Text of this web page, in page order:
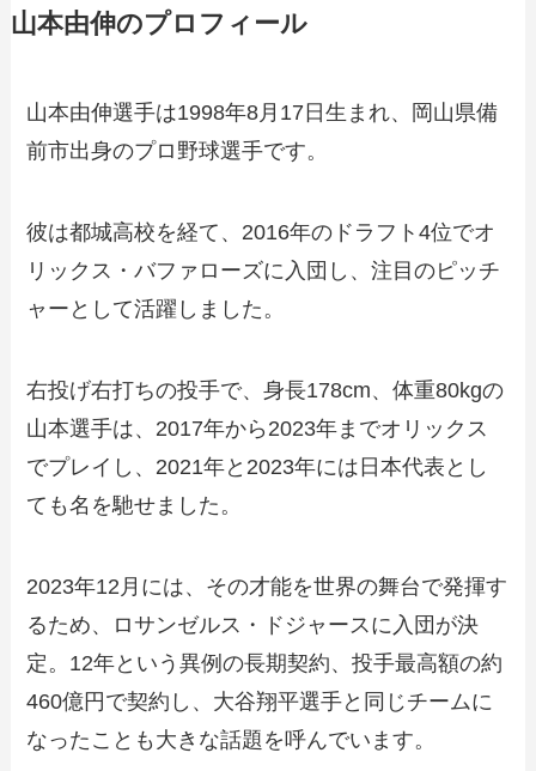
山本由伸のプロフィール
山本由伸選手は1998年8月17日生まれ、岡山県備
前市出身のプロ野球選手です。
彼は都城高校を経て、2016年のドラフト4位でオ
リックス・バファローズに入団し、注目のピッチ
ャーとして活躍しました。
右投げ右打ちの投手で、身長178cm、体重80kgの
山本選手は、2017年から2023年までオリックス
でプレイし、2021年と2023年には日本代表とし
ても名を馳せました。
2023年12月には、その才能を世界の舞台で発揮す
るため、ロサンゼルス・ドジャースに入団が決
定。12年という異例の長期契約、投手最高額の約
460億円で契約し、大谷翔平選手と同じチームに
なったことも大きな話題を呼んでいます。